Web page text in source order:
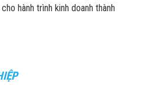
hành trình kinh doanh thành